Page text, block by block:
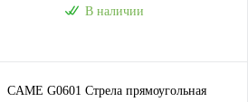
В наличии
CAME G0601 Стрела прямоугольная